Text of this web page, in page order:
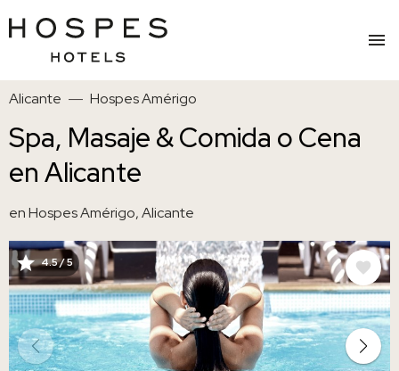
Pasar
al
contenido
principal
Alicante Hospes Amérigo
Spa, Masaje & Comida o Cena
en Alicante
en Hospes Amérigo, Alicante
IMAGE
4.5 / 5